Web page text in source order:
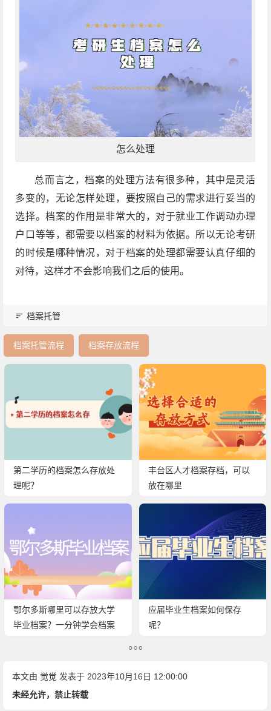
怎么处理
总而言之，档案的处理方法有很多种，其中是灵活
多变的，无论怎样处理，要按照自己的需求进行妥当的
选择。档案的作用是非常大的，对于就业工作调动办理
户口等等，都需要以档案的材料为依据。所以无论考研
的时候是哪种情况，对于档案的处理都需要认真仔细的
对待，这样才不会影响我们之后的使用。
档案托管
档案托管流程 档案存放流程
第二学历的档案怎么存放处
理呢？
丰台区人才档案存档，可以
放在哪里
鄂尔多斯哪里可以存放大学
毕业档案？一分钟学会档案
应届毕业生档案如何保存
呢？
本文由 觉觉 发表于 2023年10月16日 12:00:00
未经允许，禁止转载